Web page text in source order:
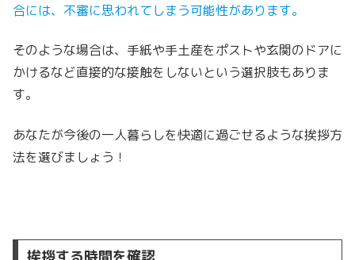
合には、不審に思われてしまう可能性があります。
そのような場合は、手紙や手土産をポストや玄関のドアに
かけるなど直接的な接触をしないという選択肢もありま
す。
あなたが今後の一人暮らしを快適に過ごせるような挨拶方
法を選びましょう！